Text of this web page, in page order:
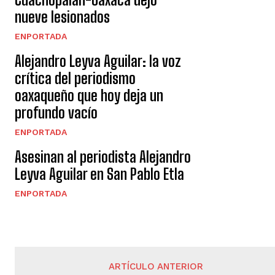
nueve lesionados
ENPORTADA
Alejandro Leyva Aguilar: la voz
crítica del periodismo
oaxaqueño que hoy deja un
profundo vacío
ENPORTADA
Asesinan al periodista Alejandro
Leyva Aguilar en San Pablo Etla
ENPORTADA
ARTÍCULO ANTERIOR